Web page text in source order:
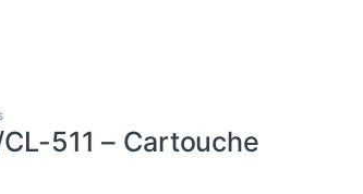
511 – Cartouche